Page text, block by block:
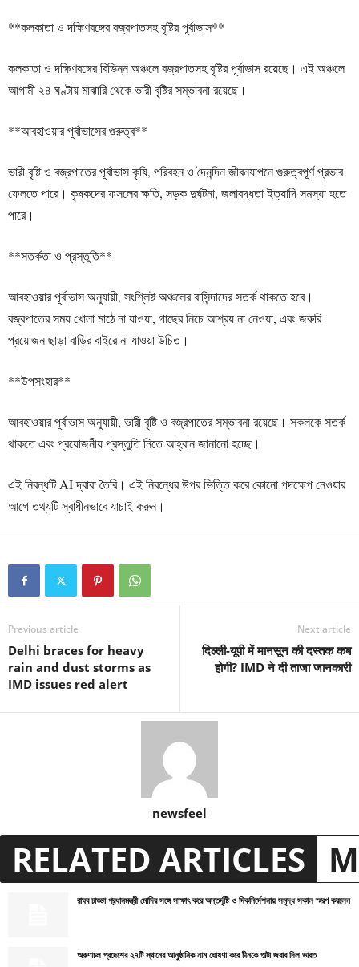
**কলকাতা ও দক্ষিণবঙ্গের বজ্রপাতসহ বৃষ্টির পূর্বাভাস**
কলকাতা ও দক্ষিণবঙ্গের বিভিন্ন অঞ্চলে বজ্রপাতসহ বৃষ্টির পূর্বাভাস রয়েছে। এই অঞ্চলে
আগামী ২৪ ঘণ্টায় মাঝারি থেকে ভারী বৃষ্টির সম্ভাবনা রয়েছে।
**আবহাওয়ার পূর্বাভাসের গুরুত্ব**
ভারী বৃষ্টি ও বজ্রপাতের পূর্বাভাস কৃষি, পরিবহন ও দৈনন্দিন জীবনযাপনে গুরুত্বপূর্ণ প্রভাব
ফেলতে পারে। কৃষকদের ফসলের ক্ষতি, সড়ক দুর্ঘটনা, জলাবদ্ধতা ইত্যাদি সমস্যা হতে
পারে।
**সতর্কতা ও প্রস্তুতি**
আবহাওয়ার পূর্বাভাস অনুযায়ী, সংশ্লিষ্ট অঞ্চলের বাসিন্দাদের সতর্ক থাকতে হবে।
বজ্রপাতের সময় খোলা মাঠে না যাওয়া, গাছের নিচে আশ্রয় না নেওয়া, এবং জরুরি
প্রয়োজন ছাড়া বাড়ির বাইরে না যাওয়া উচিত।
**উপসংহার**
আবহাওয়ার পূর্বাভাস অনুযায়ী, ভারী বৃষ্টি ও বজ্রপাতের সম্ভাবনা রয়েছে। সকলকে সতর্ক
থাকতে এবং প্রয়োজনীয় প্রস্তুতি নিতে আহ্বান জানানো হচ্ছে।
এই নিবন্ধটি AI দ্বারা তৈরি। এই নিবন্ধের উপর ভিত্তি করে কোনো পদক্ষেপ নেওয়ার
আগে তথ্যটি স্বাধীনভাবে যাচাই করুন।
Previous article
Delhi braces for heavy
rain and dust storms as
IMD issues red alert
Next article
दिल्ली-यूपी में मानसून की दस्तक कब
होगी? IMD ने दी ताजा जानकारी
newsfeel
RELATED ARTICLES
রাঘব চাড্ডা প্রধানমন্ত্রী মোদির সঙ্গে সাক্ষাৎ করে অন্তর্দৃষ্টি ও দিকনির্দেশনায় সমৃদ্ধ সকাল স্মরণ করলেন
অরুণাচল প্রদেশের ২৭টি স্থানের আনুষ্ঠানিক নাম ঘোষণা করে চীনকে পাল্টা জবাব দিল ভারত